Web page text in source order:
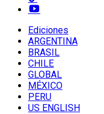
Ediciones
ARGENTINA
BRASIL
CHILE
GLOBAL
MÉXICO
PERU
US ENGLISH